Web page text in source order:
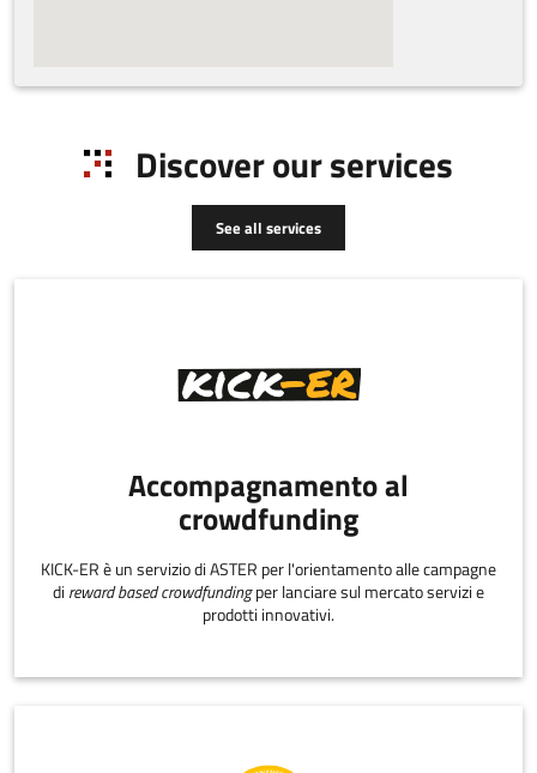
Discover our services
See all services
Accompagnamento al
crowdfunding
KICK-ER è un servizio di ASTER per l'orientamento alle campagne
di reward based crowdfundingper lanciare sul mercato servizi e
prodotti innovativi.